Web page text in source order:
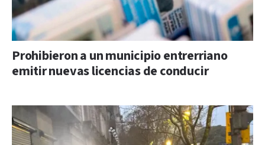
Prohibieron a un municipio entrerriano
emitir nuevas licencias de conducir